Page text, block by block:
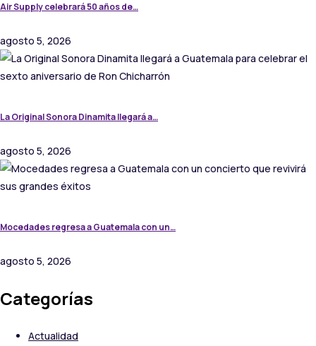
Air Supply celebrará 50 años de…
agosto 5, 2026
La Original Sonora Dinamita llegará a…
agosto 5, 2026
Mocedades regresa a Guatemala con un…
agosto 5, 2026
Categorías
Actualidad